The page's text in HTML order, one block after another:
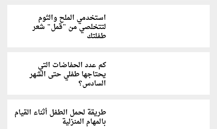
استخدمي الملح والثوم
لتتخلصي من "قمل" شعر
طفلتك
كم عدد الحفاضات التي
يحتاجها طفلي حتى الشهر
السادس؟
طريقة لحمل الطفل أثناء القيام
بالمهام المنزلية